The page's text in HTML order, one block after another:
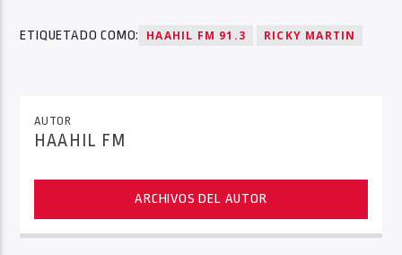
ETIQUETADO COMO: HAAHIL FM 91.3 RICKY MARTIN
AUTOR
HAAHIL FM
ARCHIVOS DEL AUTOR